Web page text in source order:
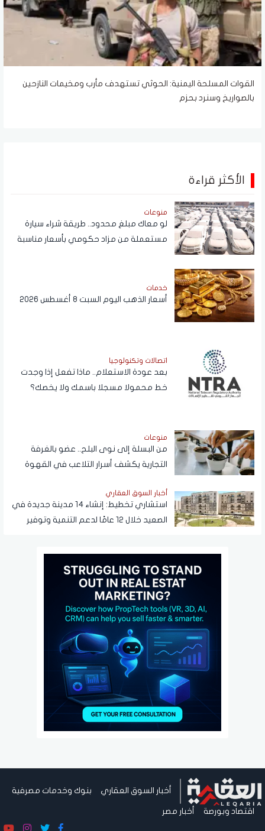
القوات المسلحة اليمنية: الحوثي تستهدف مأرب ومخيمات النازحين
بالصواريخ وسنرد بحزم
الأكثر قراءة
منوعات
لو معاك مبلغ محدود.. طريقة شراء سيارة
مستعملة من مزاد حكومي بأسعار مناسبة
خدمات
أسعار الذهب اليوم السبت 8 أغسطس 2026
اتصالات وتكنولوجيا
بعد عودة الاستعلام.. ماذا تفعل إذا وجدت
خط محمولا مسجلا باسمك ولا يخصك؟
منوعات
من البسلة إلى نوى البلح.. عضو بالغرفة
التجارية يكشف أسرار التلاعب في القهوة
أخبار السوق العقاري
استشاري تخطيط: إنشاء 14 مدينة جديدة في
الصعيد خلال 12 عامًا لدعم التنمية وتوفير
أخبار السوق العقاري بنوك وخدمات مصرفية
اقتصاد وبورصة أخبار مصر